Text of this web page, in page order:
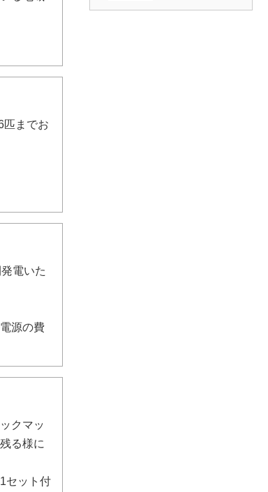
匹までお
電いた
源の費
クマッ
る様に
セット付